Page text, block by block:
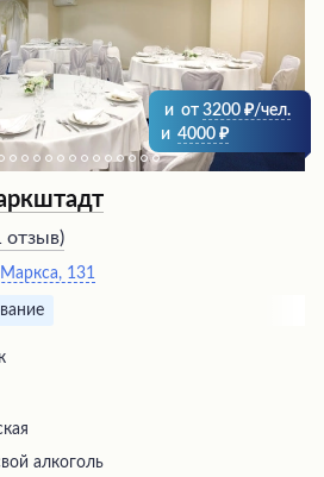
и от 3200
/чел.
и 4000
отзыв)
131
алкоголь